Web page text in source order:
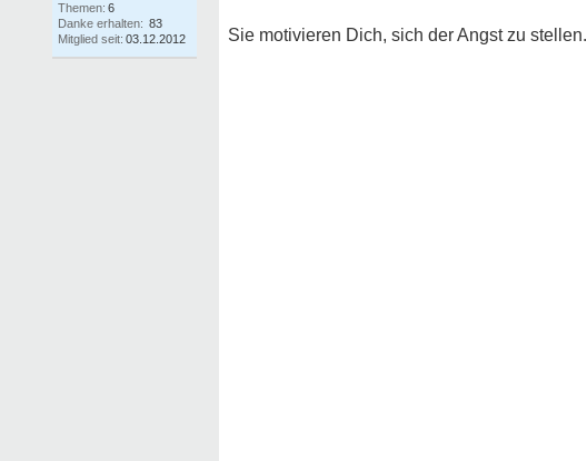
Themen: 6
Danke erhalten: 83
Mitglied seit: 03.12.2012 Sie motivieren Dich, sich der Angst zu stellen.